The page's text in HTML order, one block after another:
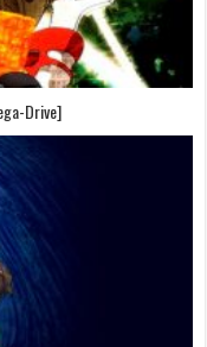
Drive]